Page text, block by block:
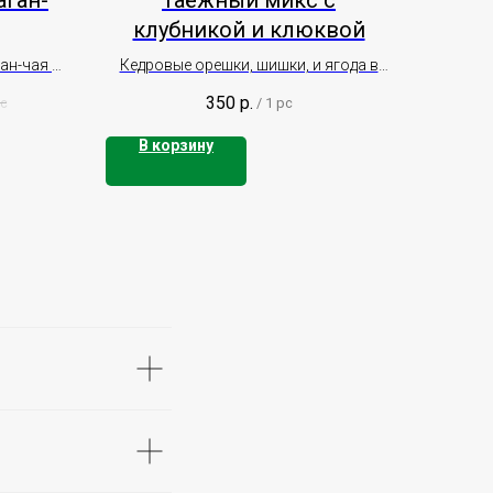
чая с
клубникой и клюквой
Кедровые орешки, шишки, и ягода в
350 р. / 1 pc
В корзину